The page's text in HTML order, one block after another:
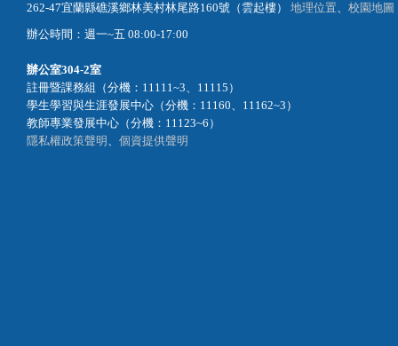
262-47宜蘭縣礁溪鄉林美村林尾路160號（雲起樓） 地理位置、 校園地圖
辦公時間：週一~五 08:00-17:00
辦公室304-2室
註冊暨課務組（分機：11111~3、11115）
學生學習與生涯發展中心（分機：11160、11162~3）
教師專業發展中心（分機：11123~6）
隱私權政策聲明 、 個資提供聲明